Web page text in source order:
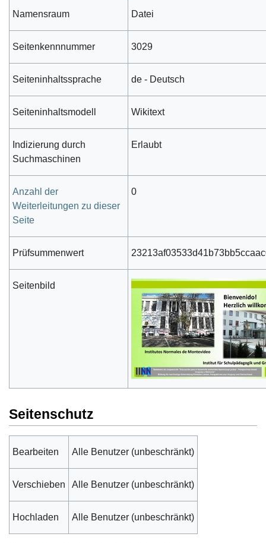
Namensraum Datei
Seitenkennnummer 3029
Seiteninhaltssprache de - Deutsch
Seiteninhaltsmodell Wikitext
Indizierung durch
Suchmaschinen
Erlaubt
Anzahl der
Weiterleitungen zu dieser
Seite
0
Prüfsummenwert
Seitenbild
Seitenschutz
Bearbeiten Alle Benutzer (unbeschränkt)
Verschieben Alle Benutzer (unbeschränkt)
Hochladen Alle Benutzer (unbeschränkt)